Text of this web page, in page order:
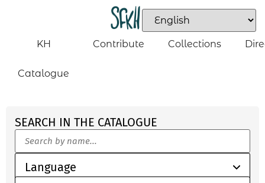
KH
Catalogue
Contribute Collections
SEARCH IN THE CATALOGUE
Language